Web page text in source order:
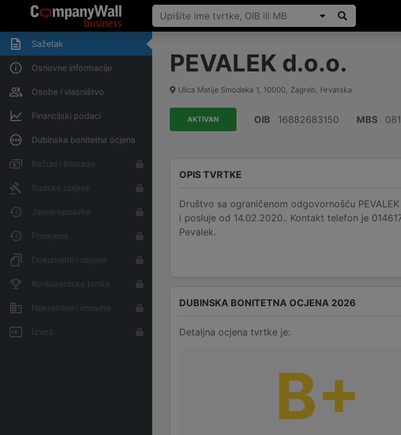
Sažetak
Osnovne informacije
Osobe i vlasništvo
Financijski podaci
Dubinska bonitetna ocjena
Računi i blokade
Sudske objave
Javne nabavke
Promjene
Dokumenti i objave
Konkurentske tvrtke
Nekretnine i imovina
Izvoz
PEVALEK d.o.o.
Ulica Matije Smodeka 1, 10000, Zagreb, Hrvatska
AKTIVAN OIB 16882683150 MBS
OPIS TVRTKE
Društvo sa ograničenom odgovornošću
i posluje od 14.02.2020.. Kontakt telefon je
Pevalek.
DUBINSKA BONITETNA OCJENA 2026
Detaljna ocjena tvrtke je:
B+